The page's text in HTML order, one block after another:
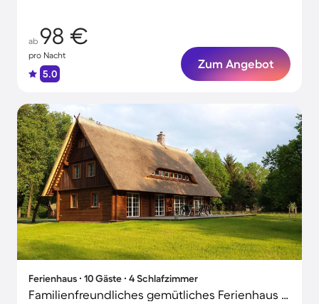
ab 98 €
pro Nacht
5.0
Zum Angebot
Ferienhaus ∙ 10 Gäste ∙ 4 Schlafzimmer
Familienfreundliches gemütliches Ferienhaus mit Garten, Terrasse und Grill